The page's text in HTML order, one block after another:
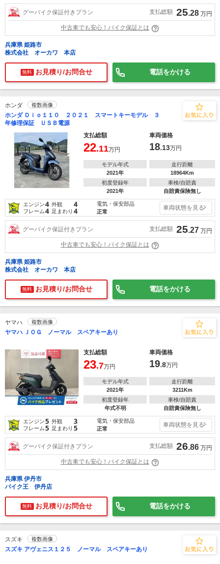
グーバイク保証付きプラン 支払総額 25.28 万円
中古車でも安心！バイク保証とは
兵庫県 姫路市
株式会社 オーカワ 本店
無料 お見積り/お問合せ 電話をかける
ホンダ 複数画像
ホンダ Ｄｉｏ１１０ ２０２１ スマートキーモデル ３
年修理保証 ＵＳＢ電源
支払総額
車両価格
22.11万円 18.13万円
モデル年式
2021年
走行距離
18964Km
初度登録年
2021年
車検/自賠責
自賠責保険無し
エンジン4 外観 4
フレーム4 足まわり 4
電気・保安部品
正常
車両状態を見る
グーバイク保証付きプラン 支払総額 25.27 万円
中古車でも安心！バイク保証とは
兵庫県 姫路市
株式会社 オーカワ 本店
無料 お見積り/お問合せ 電話をかける
ヤマハ 複数画像
ヤマハ ＪＯＧ ノーマル スペアキーあり
支払総額 車両価格
23.7万円 19.8万円
モデル年式
2021年
走行距離
3211Km
初度登録年
年式不明
車検/自賠責
自賠責保険無し
エンジン5 外観 3
フレーム5 足まわり 5
電気・保安部品
正常
車両状態を見る
グーバイク保証付きプラン 支払総額 26.86 万円
中古車でも安心！バイク保証とは
兵庫県 伊丹市
バイク王 伊丹店
無料 お見積り/お問合せ 電話をかける
スズキ 複数画像
スズキ アヴェニス１２５ ノーマル スペアキーあり